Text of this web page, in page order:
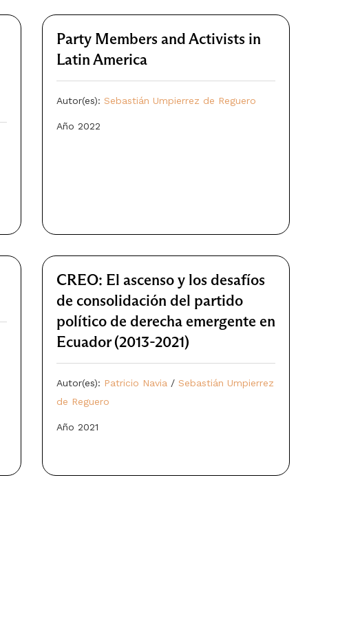
Party Members and Activists in
Latin America
Autor(es): Sebastián Umpierrez de Reguero
Año 2022
CREO: El ascenso y los desafíos
de consolidación del partido
político de derecha emergente en
Ecuador (2013-2021)
Autor(es): Patricio Navia / Sebastián Umpierrez
de Reguero
Año 2021